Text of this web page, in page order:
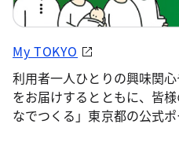
My TOKYO
利用者一人ひとりの興味関
をお届けするとともに、皆
なでつくる」東京都の公式ポ